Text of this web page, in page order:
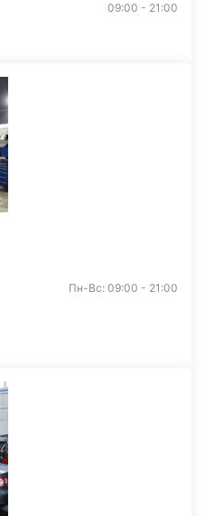
09:00 - 21:00
Пн-Вс: 09:00 - 21:00